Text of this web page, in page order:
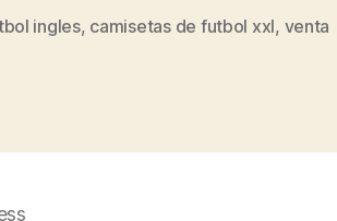
ingles, camisetas de futbol xxl, venta